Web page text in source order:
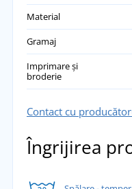
Material
Gramaj
Imprimare și
broderie
Contact cu
Îngrijirea